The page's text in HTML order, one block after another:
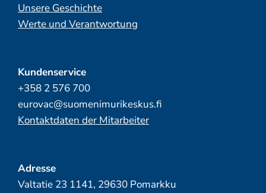
Unsere Geschichte
Werte und Verantwortung
Kundenservice
+358 2 576 700
eurovac@suomenimurikeskus.fi
Kontaktdaten der Mitarbeiter
Adresse
Valtatie 23 1141, 29630 Pomarkku